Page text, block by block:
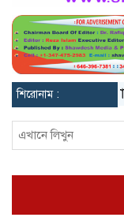
শিরোনাম :মোজতবা